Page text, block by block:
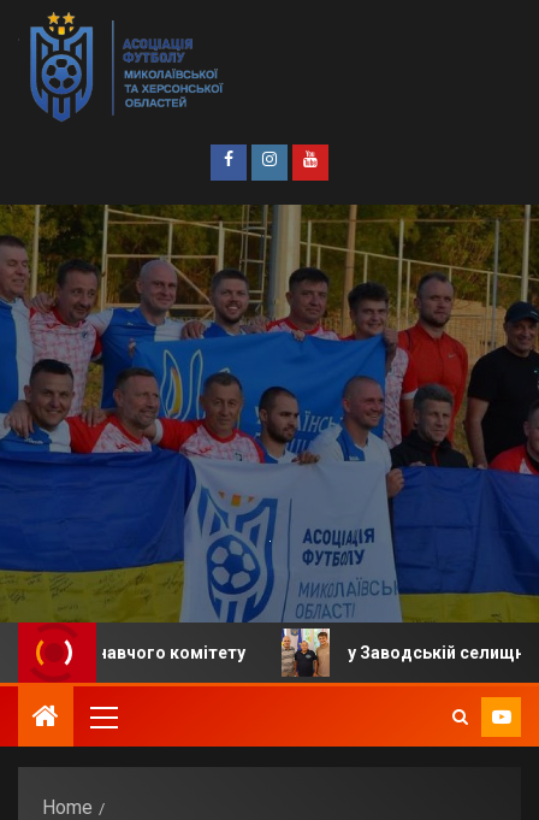
комітету у Заводській селищній
Home